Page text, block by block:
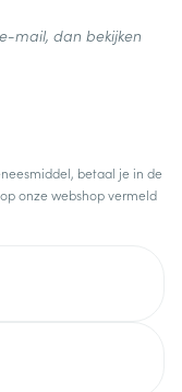
betaal je in de
onze webshop vermeld
mail, dan bekijken